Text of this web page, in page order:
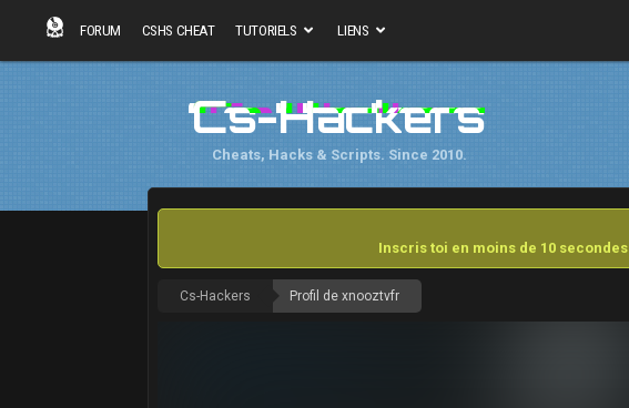
FORUM CSHS CHEAT TUTORIELS LIENS
Cs-Hackers
Cheats, Hacks & Scripts. Since 2010.
Inscris toi en moins de 10 secondes
Cs-Hackers Profil de xnooztvfr